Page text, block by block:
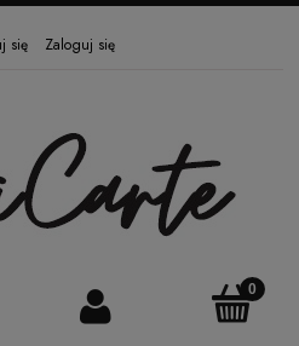
się Zaloguj się